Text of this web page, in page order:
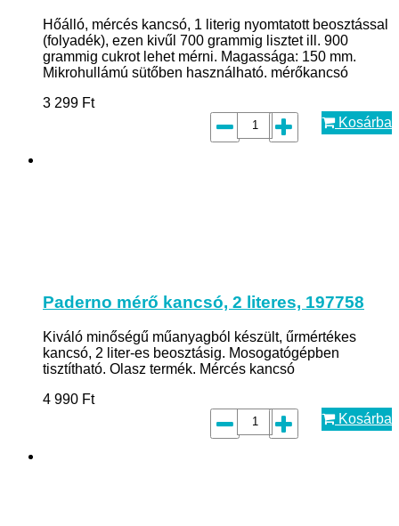
Hőálló, mércés kancsó, 1 literig nyomtatott beosztással
(folyadék), ezen kivűl 700 grammig lisztet ill. 900
grammig cukrot lehet mérni. Magassága: 150 mm.
Mikrohullámú sütőben használható. mérőkancsó
3 299 Ft
Kosárba
Paderno mérő kancsó, 2 literes, 197758
Kiváló minőségű műanyagból készült, űrmértékes
kancsó, 2 liter-es beosztásig. Mosogatógépben
tisztítható. Olasz termék. Mércés kancsó
4 990 Ft
Kosárba